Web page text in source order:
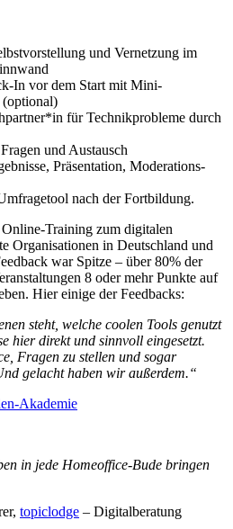
und Vernetzung im
In vor dem Start mit Mini-
für Technikprobleme durch
und Austausch
Präsentation, Moderations-
nach der Fortbildung.
Training zum digitalen
Organisationen in Deutschland und
war Spitze – über 80% der
8 oder mehr Punkte auf
Hier einige der Feedbacks:
steht, welche coolen Tools genutzt
hier direkt und sinnvoll eingesetzt.
Fragen zu stellen und sogar
gelacht haben wir außerdem.“
Akademie
in jede Homeoffice-Bude bringen
topiclodge – Digitalberatung